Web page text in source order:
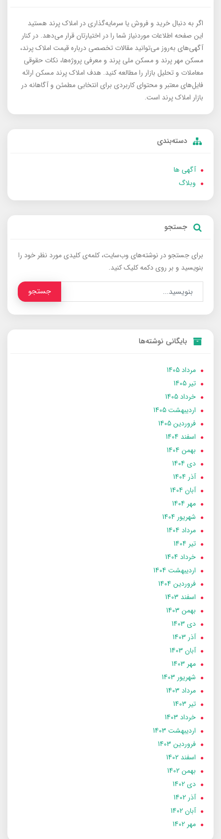
اگر به دنبال خرید و فروش یا سرمایه‌گذاری در املاک پرند هستید
این صفحه اطلاعات موردنیاز شما را در اختیارتان قرار می‌دهد. در کنار
آگهی‌های به‌روز می‌توانید مقالات تخصصی درباره قیمت املاک پرند،
مسکن مهر پرند و مسکن ملی پرند و معرفی پروژه‌ها، نکات حقوقی
معاملات و تحلیل بازار را مطالعه کنید. هدف املاک پرند مسکن ارائه
فایل‌های معتبر و محتوای کاربردی برای انتخابی مطمئن و آگاهانه در
بازار املاک پرند است.
دسته‌بندی
آگهی ها
وبلاگ
جستجو
برای جستجو در نوشته‌های وب‌سایت، کلمه‌ی کلیدی مورد نظر خود را
بنویسید و بر روی دکمه کلیک کنید.
جستجو
بایگانی نوشته‌ها
مرداد 1405
تير 1405
خرداد 1405
ارديبهشت 1405
فروردین 1405
اسفند 1404
بهمن 1404
دی 1404
آذر 1404
آبان 1404
مهر 1404
شهریور 1404
مرداد 1404
تير 1404
خرداد 1404
ارديبهشت 1404
فروردین 1404
اسفند 1403
بهمن 1403
دی 1403
آذر 1403
آبان 1403
مهر 1403
شهریور 1403
مرداد 1403
تير 1403
خرداد 1403
ارديبهشت 1403
فروردین 1403
اسفند 1402
بهمن 1402
دی 1402
آذر 1402
آبان 1402
مهر 1402